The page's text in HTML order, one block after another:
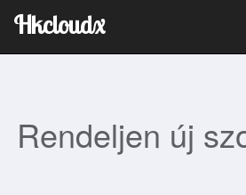
Hkcloudx
Rendeljen új